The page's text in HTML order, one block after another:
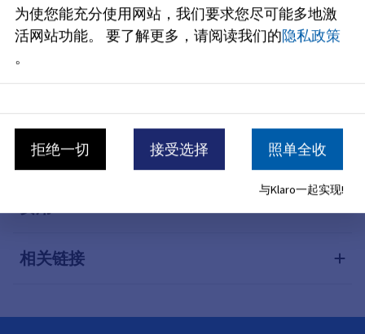
所需文件（4）
相关链接
为使您能充分使用网站，我们要求您尽可能多地激
活网站功能。
要了解更多，请阅读我们的隐私政策
。
拒绝一切 接受选择 照单全收
与Klaro一起实现!